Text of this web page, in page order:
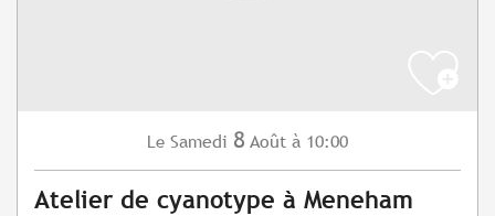
Le Samedi 8 Août à 10:00
Atelier de cyanotype à Meneham